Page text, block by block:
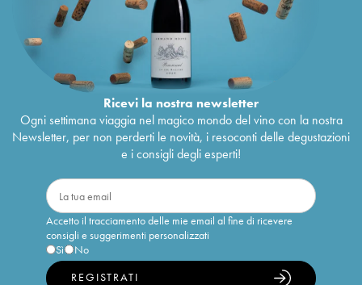
Ricevi la nostra newsletter
Ogni settimana viaggia nel magico mondo del vino con la nostra
Newsletter, per non perderti le novità, i resoconti delle degustazioni
e i consigli degli esperti!
Accetto il tracciamento delle mie email al fine di ricevere
consigli e suggerimenti personalizzati
Sì
No
REGISTRATI